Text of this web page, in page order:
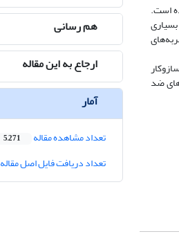
است.
ضد
هم رسانی
ارجاع به این مقاله
آمار
تعداد مشاهده مقاله 5,271
تعداد دریافت فایل اصل مقاله